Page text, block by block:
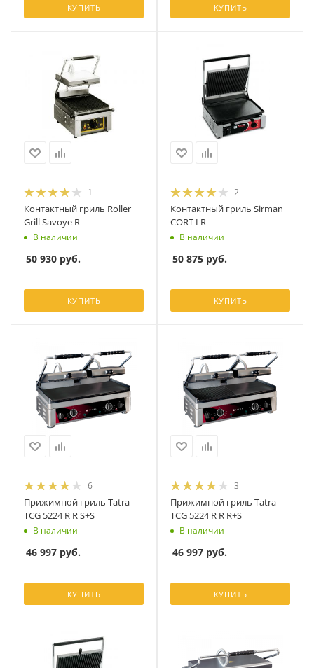
КУПИТЬ КУПИТЬ
1
Контактный гриль Roller
Grill Savoye R
В наличии
50 930 руб.
КУПИТЬ
2
Контактный гриль Sirman
CORT LR
В наличии
50 875 руб.
КУПИТЬ
6
Прижимной гриль Tatra
TCG 5224 R R S+S
В наличии
46 997 руб.
КУПИТЬ
3
Прижимной гриль Tatra
TCG 5224 R R R+S
В наличии
46 997 руб.
КУПИТЬ